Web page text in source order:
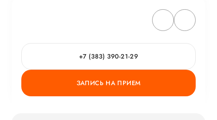
+7 (383) 390-21-29
ЗАПИСЬ НА ПРИЕМ